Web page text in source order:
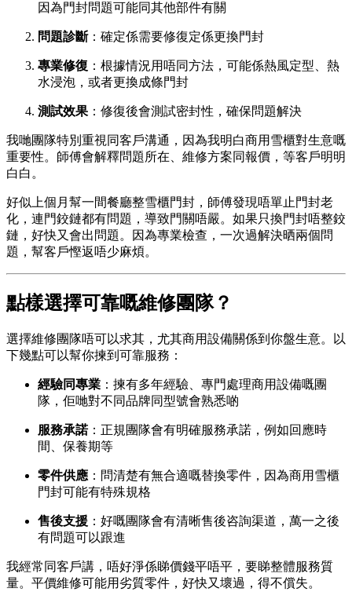
因為門封問題可能同其他部件有關
問題診斷：確定係需要修復定係更換門封
專業修復 ：根據情況用唔同方法，可能係熱風定型、熱
水浸泡，或者更換成條門封
測試效果 ：修復後會測試密封性，確保問題解決
我哋團隊特別重視同客戶溝通，因為我明白商用雪櫃對生意嘅
重要性。師傅會解釋問題所在、維修方案同報價，等客戶明明
白白。
好似上個月幫一間餐廳整雪櫃門封，師傅發現唔單止門封老
化，連門鉸鏈都有問題，導致門關唔嚴。如果只換門封唔整鉸
鏈，好快又會出問題。因為專業檢查，一次過解決晒兩個問
題，幫客戶慳返唔少麻煩。
點樣選擇可靠嘅維修團隊？
選擇維修團隊唔可以求其，尤其商用設備關係到你盤生意。以
下幾點可以幫你揀到可靠服務：
經驗同專業 ：揀有多年經驗、專門處理商用設備嘅團
隊，佢哋對不同品牌同型號會熟悉啲
服務承諾：正規團隊會有明確服務承諾，例如回應時
間、保養期等
零件供應 ：問清楚有無合適嘅替換零件，因為商用雪櫃
門封可能有特殊規格
售後支援 ：好嘅團隊會有清晰售後咨詢渠道，萬一之後
有問題可以跟進
我經常同客戶講，唔好淨係睇價錢平唔平，要睇整體服務質
量。平價維修可能用劣質零件，好快又壞過，得不償失。